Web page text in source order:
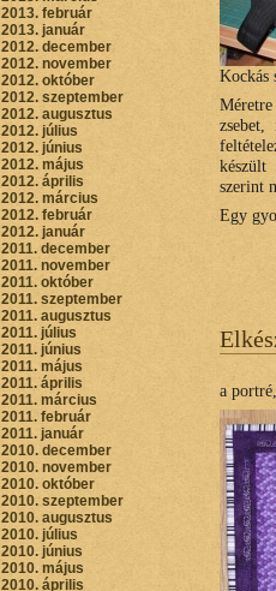
Kockás
zsebet,
szerint
Egy
a
2013. február
2013. január
2012. december
2012. november
2012. október
2012. szeptember
2012. augusztus
2012. július
2012. június
2012. május
2012. április
2012. március
2012. február
2012. január
2011. december
2011. november
2011. október
2011. szeptember
2011. augusztus
2011. július
2011. június
2011. május
2011. április
2011. március
2011. február
2011. január
2010. december
2010. november
2010. október
2010. szeptember
2010. augusztus
2010. július
2010. június
2010. május
2010. április